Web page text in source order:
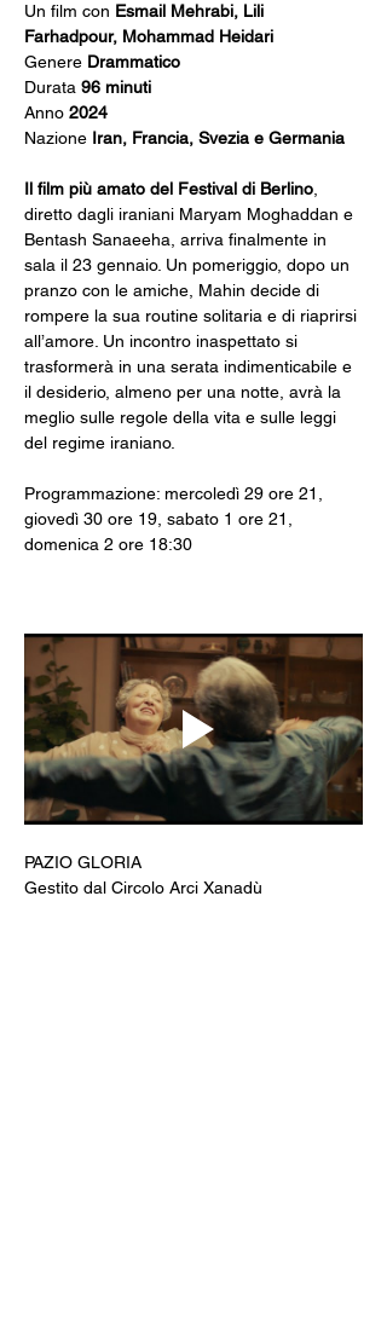
Un film con Esmail Mehrabi, Lili
Farhadpour, Mohammad Heidari
Genere Drammatico
Durata 96 minuti
Anno 2024
Nazione Iran, Francia, Svezia e Germania
Il film più amato del Festival di Berlino
diretto dagli iraniani Maryam Moghaddan e
Bentash Sanaeeha, arriva finalmente in
sala il 23 gennaio. Un pomeriggio, dopo un
pranzo con le amiche, Mahin decide di
rompere la sua routine solitaria e di riaprirsi
all’amore. Un incontro inaspettato si
trasformerà in una serata indimenticabile e
il desiderio, almeno per una notte, avrà la
meglio sulle regole della vita e sulle leggi
del regime iraniano.
Programmazione: mercoledì 29 ore 21,
giovedì 30 ore 19, sabato 1 ore 21,
domenica 2 ore 18:30
PAZIO GLORIA
Gestito dal Circolo Arci Xanadù